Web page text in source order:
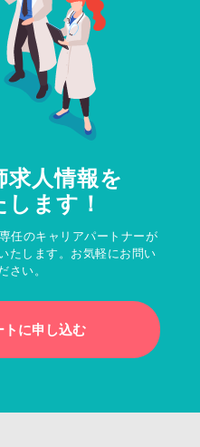
求人情報を
ます！
任のキャリアパートナーが
たします。お気軽にお問い
さい。
に申し込む